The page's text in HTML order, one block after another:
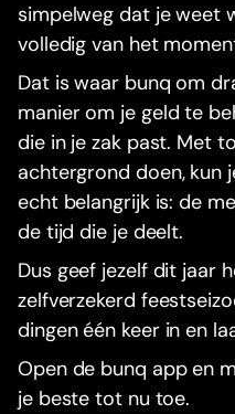
simpelweg dat je weet
volledig van het
Dat is waar bunq om
manier om je geld te
die in je zak past. Met
achtergrond doen, kun
echt belangrijk is: de
de tijd die je deelt.
Dus geef jezelf dit jaar
zelfverzekerd
dingen één keer in en
Open de bunq app en
je beste tot nu toe.